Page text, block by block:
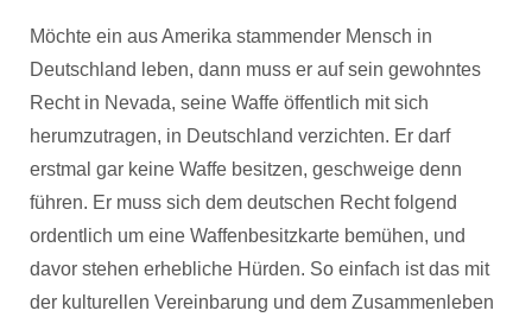
Möchte ein aus Amerika stammender Mensch in
Deutschland leben, dann muss er auf sein gewohntes
Recht in Nevada, seine Waffe öffentlich mit sich
herumzutragen, in Deutschland verzichten. Er darf
erstmal gar keine Waffe besitzen, geschweige denn
führen. Er muss sich dem deutschen Recht folgend
ordentlich um eine Waffenbesitzkarte bemühen, und
davor stehen erhebliche Hürden. So einfach ist das mit
der kulturellen Vereinbarung und dem Zusammenleben